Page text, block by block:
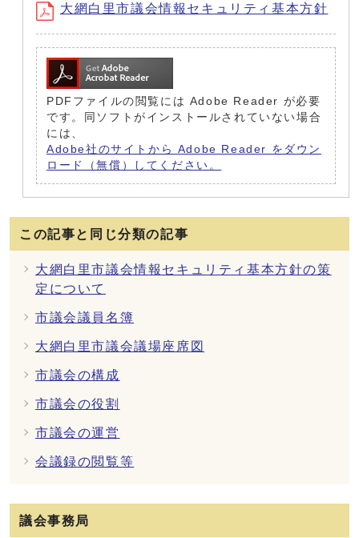
大網白里市議会情報セキュリティ基本方針
PDFファイルの閲覧には Adobe Reader が必要
です。同ソフトがインストールされていない場合
には、
Adobe社のサイトから Adobe Reader をダウン
ロード（無償）してください。
この記事と同じ分類の記事
大網白里市議会情報セキュリティ基本方針の策
定について
市議会議員名簿
大網白里市議会議場座席図
市議会の構成
市議会の役割
市議会の運営
会議録の閲覧等
議会事務局